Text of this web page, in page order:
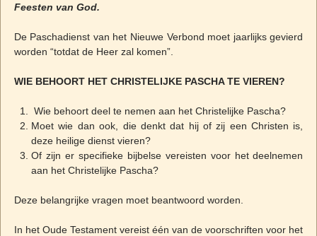
Feesten van God.
De Paschadienst van het Nieuwe Verbond moet jaarlijks gevierd
worden “totdat de Heer zal komen”.
WIE BEHOORT HET CHRISTELIJKE PASCHA TE VIEREN?
Wie behoort deel te nemen aan het Christelijke Pascha?
Moet wie dan ook, die denkt dat hij of zij een Christen is,
deze heilige dienst vieren?
Of zijn er specifieke bijbelse vereisten voor het deelnemen
aan het Christelijke Pascha?
Deze belangrijke vragen moet beantwoord worden.
In het Oude Testament vereist één van de voorschriften voor het